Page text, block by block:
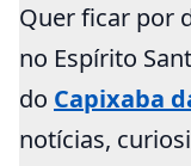
Quer ficar por
no Espírito
do Capixaba
notícias,